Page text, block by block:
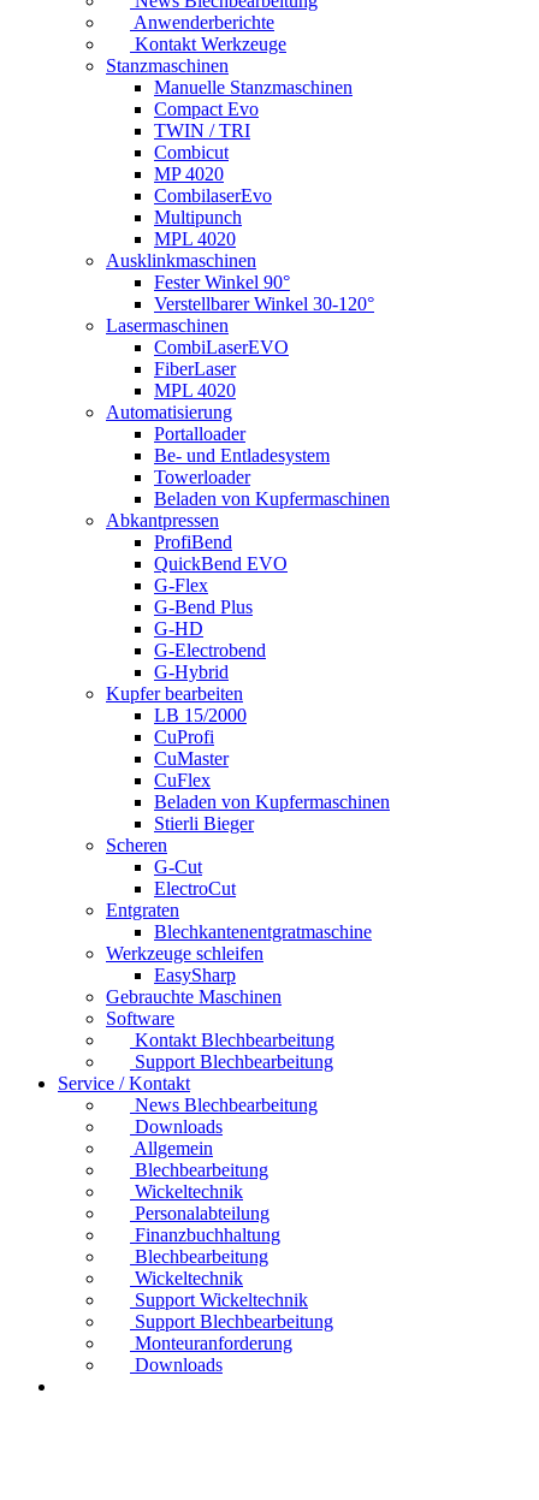
Anwenderberichte
Kontakt Werkzeuge
Stanzmaschinen
Manuelle Stanzmaschinen
Compact Evo
TWIN / TRI
Combicut
MP 4020
CombilaserEvo
Multipunch
MPL 4020
Ausklinkmaschinen
Fester Winkel 90°
Verstellbarer Winkel 30-120°
Lasermaschinen
CombiLaserEVO
FiberLaser
MPL 4020
Automatisierung
Portalloader
Be- und Entladesystem
Towerloader
Beladen von Kupfermaschinen
Abkantpressen
ProfiBend
QuickBend EVO
G-Flex
G-Bend Plus
G-HD
G-Electrobend
G-Hybrid
Kupfer bearbeiten
LB 15/2000
CuProfi
CuMaster
CuFlex
Beladen von Kupfermaschinen
Stierli Bieger
Scheren
G-Cut
ElectroCut
Entgraten
Blechkantenentgratmaschine
Werkzeuge schleifen
EasySharp
Gebrauchte Maschinen
Software
Kontakt Blechbearbeitung
Support Blechbearbeitung
Service / Kontakt
News Blechbearbeitung
Downloads
Allgemein
Blechbearbeitung
Wickeltechnik
Personalabteilung
Finanzbuchhaltung
Blechbearbeitung
Wickeltechnik
Support Wickeltechnik
Support Blechbearbeitung
Monteuranforderung
Downloads